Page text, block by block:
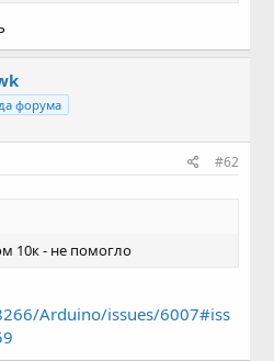
резистором типа
а лет 8 я уже не общаюсь с
форума
#62
10к - не помогло
Arduino/issues/6007#iss